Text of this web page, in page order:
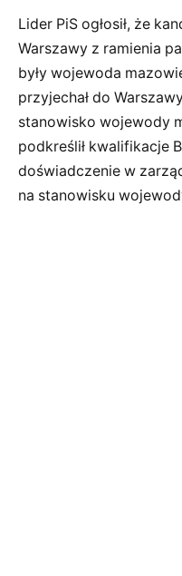
Lider PiS ogłosił, że
Warszawy z ramienia
były wojewoda
przyjechał do
stanowisko wojewody
podkreślił kwalifikacje
doświadczenie w
na stanowisku